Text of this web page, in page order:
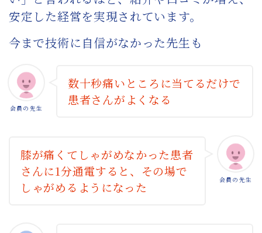
安定した経営を実現されています。
今まで技術に自信がなかった先生も
会員の先生
数十秒痛いところに当てるだけで
患者さんがよくなる
会員の先生
膝が痛くてしゃがめなかった患者
さんに1分通電すると、その場で
しゃがめるようになった